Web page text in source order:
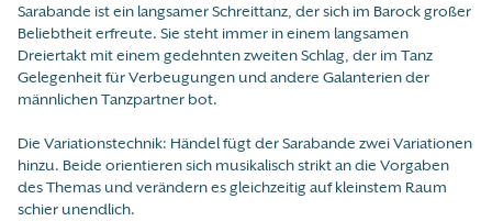
Sarabande ist ein langsamer Schreittanz, der sich im Barock großer
Beliebtheit erfreute. Sie steht immer in einem langsamen
Dreiertakt mit einem gedehnten zweiten Schlag, der im Tanz
Gelegenheit für Verbeugungen und andere Galanterien der
männlichen Tanzpartner bot.
Die Variationstechnik: Händel fügt der Sarabande zwei Variationen
hinzu. Beide orientieren sich musikalisch strikt an die Vorgaben
des Themas und verändern es gleichzeitig auf kleinstem Raum
schier unendlich.